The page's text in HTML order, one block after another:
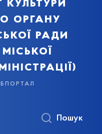
органу
ради
Пошук